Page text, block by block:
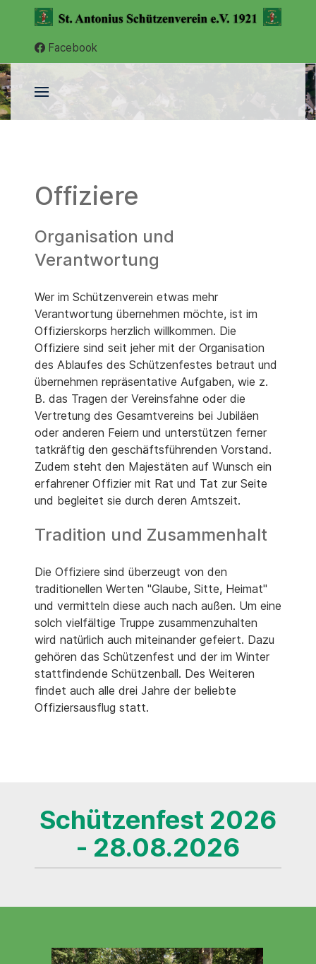
Facebook
Offiziere
Organisation und
Verantwortung
Wer im Schützenverein etwas mehr
Verantwortung übernehmen möchte, ist im
Offizierskorps herzlich willkommen. Die
Offiziere sind seit jeher mit der Organisation
des Ablaufes des Schützenfestes betraut und
übernehmen repräsentative Aufgaben, wie z.
B. das Tragen der Vereinsfahne oder die
Vertretung des Gesamtvereins bei Jubiläen
oder anderen Feiern und unterstützen ferner
tatkräftig den geschäftsführenden Vorstand.
Zudem steht den Majestäten auf Wunsch ein
erfahrener Offizier mit Rat und Tat zur Seite
und begleitet sie durch deren Amtszeit.
Tradition und Zusammenhalt
Die Offiziere sind überzeugt von den
traditionellen Werten "Glaube, Sitte, Heimat"
und vermitteln diese auch nach außen. Um eine
solch vielfältige Truppe zusammenzuhalten
wird natürlich auch miteinander gefeiert. Dazu
gehören das Schützenfest und der im Winter
stattfindende Schützenball. Des Weiteren
findet auch alle drei Jahre der beliebte
Offiziersausflug statt.
Schützenfest 2026
- 28.08.2026